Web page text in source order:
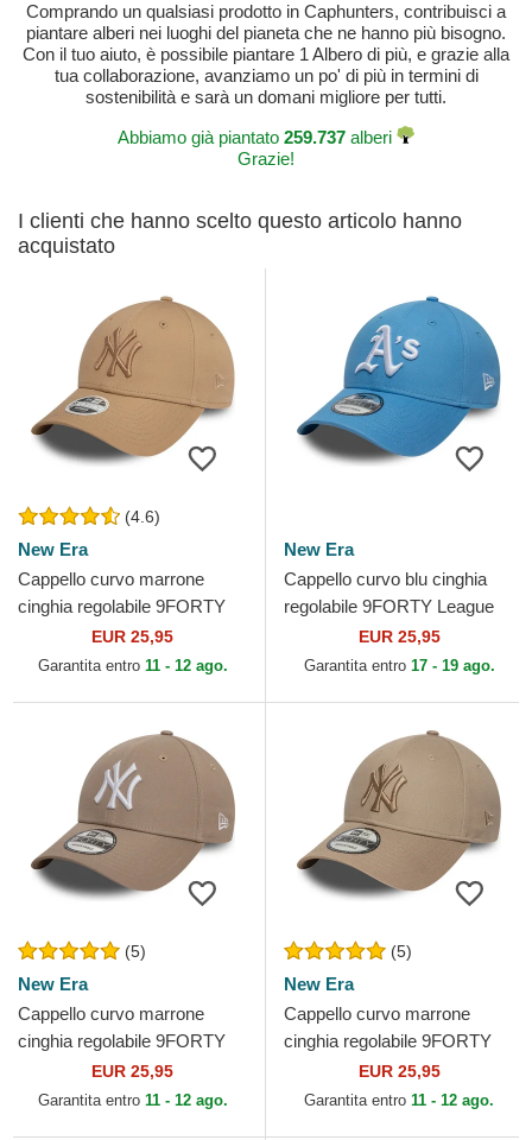
Comprando un qualsiasi prodotto in Caphunters, contribuisci a
piantare alberi nei luoghi del pianeta che ne hanno più bisogno.
Con il tuo aiuto, è possibile piantare 1 Albero di più, e grazie alla
tua collaborazione, avanziamo un po' di più in termini di
sostenibilità e sarà un domani migliore per tutti.
Abbiamo già piantato 259.737 alberi
Grazie!
I clienti che hanno scelto questo articolo hanno
acquistato
(4.6)
New Era
Cappello curvo marrone
cinghia regolabile 9FORTY
League Essential dei New
York Yankees MLB di New...
EUR 25,95
Garantita entro 11 - 12 ago.
New Era
Cappello curvo blu cinghia
regolabile 9FORTY League
Essential dei Oakland
Athletics MLB di New Era
EUR 25,95
Garantita entro 17 - 19 ago.
(5)
New Era
Cappello curvo marrone
cinghia regolabile 9FORTY
League Essential dei New
York Yankees MLB di New...
EUR 25,95
Garantita entro 11 - 12 ago.
(5)
New Era
Cappello curvo marrone
cinghia regolabile 9FORTY
League Essential dei New
York Yankees MLB di New...
EUR 25,95
Garantita entro 11 - 12 ago.